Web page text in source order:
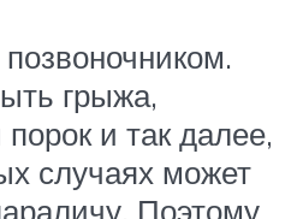
грыжа,
и так далее,
случаях может
Поэтому